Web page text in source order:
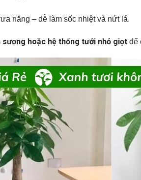
nắng – dễ làm sốc nhiệt và nứt lá.
hoặc hệ thống tưới nhỏ giọt để